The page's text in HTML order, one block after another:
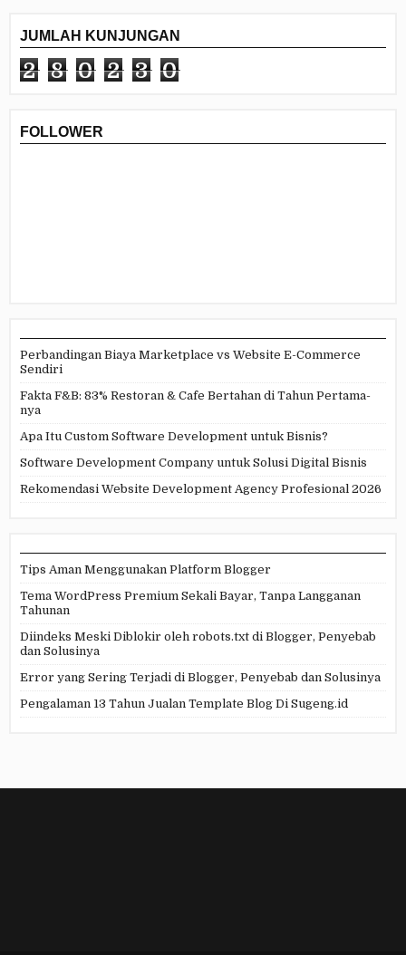
JUMLAH KUNJUNGAN
2 8 0 2 3 0
FOLLOWER
Perbandingan Biaya Marketplace vs Website E-Commerce
Sendiri
Fakta F&B: 83% Restoran & Cafe Bertahan di Tahun Pertama-
nya
Apa Itu Custom Software Development untuk Bisnis?
Software Development Company untuk Solusi Digital Bisnis
Rekomendasi Website Development Agency Profesional 2026
Tips Aman Menggunakan Platform Blogger
Tema WordPress Premium Sekali Bayar, Tanpa Langganan
Tahunan
Diindeks Meski Diblokir oleh robots.txt di Blogger, Penyebab
dan Solusinya
Error yang Sering Terjadi di Blogger, Penyebab dan Solusinya
Pengalaman 13 Tahun Jualan Template Blog Di Sugeng.id